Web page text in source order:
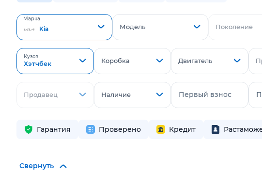
Марка
Kia Модель Поколение
Кузов
Хэтчбек Коробка Двигатель
Продавец Наличие Первый взнос
Гарантия Проверено Кредит
Свернуть